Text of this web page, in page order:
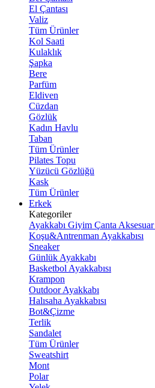
El Çantası
Valiz
Tüm Ürünler
Kol Saati
Kulaklık
Şapka
Bere
Parfüm
Eldiven
Cüzdan
Gözlük
Kadın Havlu
Taban
Tüm Ürünler
Pilates Topu
Yüzücü Gözlüğü
Kask
Tüm Ürünler
Erkek
Kategoriler
Ayakkabı Giyim Çanta Aksesuar
Koşu&Antrenman Ayakkabısı
Sneaker
Günlük Ayakkabı
Basketbol Ayakkabısı
Krampon
Outdoor Ayakkabı
Halısaha Ayakkabısı
Bot&Çizme
Terlik
Sandalet
Tüm Ürünler
Sweatshirt
Mont
Polar